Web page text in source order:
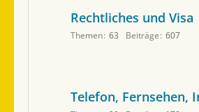
Rechtliches und Visa
Themen 63 Beiträge 607
Telefon, Fernsehen,